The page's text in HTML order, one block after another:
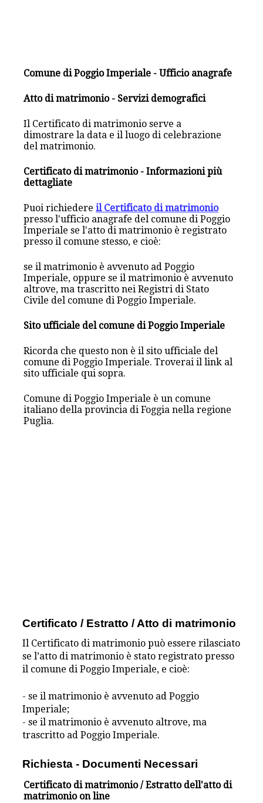
Comune di Poggio Imperiale - Ufficio anagrafe
Atto di matrimonio - Servizi demografici
Il Certificato di matrimonio serve a
dimostrare la data e il luogo di celebrazione
del matrimonio.
Certificato di matrimonio - Informazioni più
dettagliate
Puoi richiedereil Certificato di matrimonio
presso l'ufficio anagrafe del comune di Poggio
Imperiale se l'atto di matrimonio è registrato
presso il comune stesso, e cioè:
se il matrimonio è avvenuto ad Poggio
Imperiale, oppure se il matrimonio è avvenuto
altrove, ma trascritto nei Registri di Stato
Civile del comune di Poggio Imperiale.
Sito ufficiale del comune di Poggio Imperiale
Ricorda che questo non è il sito ufficiale del
comune di Poggio Imperiale. Troverai il link al
sito ufficiale qui sopra.
Comune di Poggio Imperiale è un comune
italiano della provincia di Foggia nella regione
Puglia.
Certificato / Estratto / Atto di matrimonio
Il Certificato di matrimonio può essere rilasciato
se l’atto di matrimonio è stato registrato presso
il comune di Poggio Imperiale, e cioè:
- se il matrimonio è avvenuto ad Poggio
Imperiale;
- se il matrimonio è avvenuto altrove, ma
trascritto ad Poggio Imperiale.
Richiesta - Documenti Necessari
Certificato di matrimonio / Estratto dell'atto di
matrimonio on line